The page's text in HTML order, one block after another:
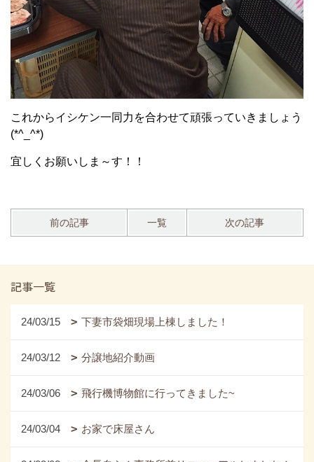
これからイシケン一同力を合わせて頑張っていきましょう
(*^_^*)
宜しくお願いしま～す！！
前の記事 一覧 次の記事
記事一覧
24/03/15 下妻市袋畑現場上棟しました！
24/03/12 分譲地紹介動画
24/03/06 飛行機博物館に行ってきました~
24/03/04 お家で床屋さん